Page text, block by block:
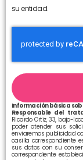
su entidad.
Información básica
Responsable del
Ricardo Ortiz, 33, bajo-
poder atender sus
enviaremos publicidad
casilla correspondiente
sus datos con su
correspondiente